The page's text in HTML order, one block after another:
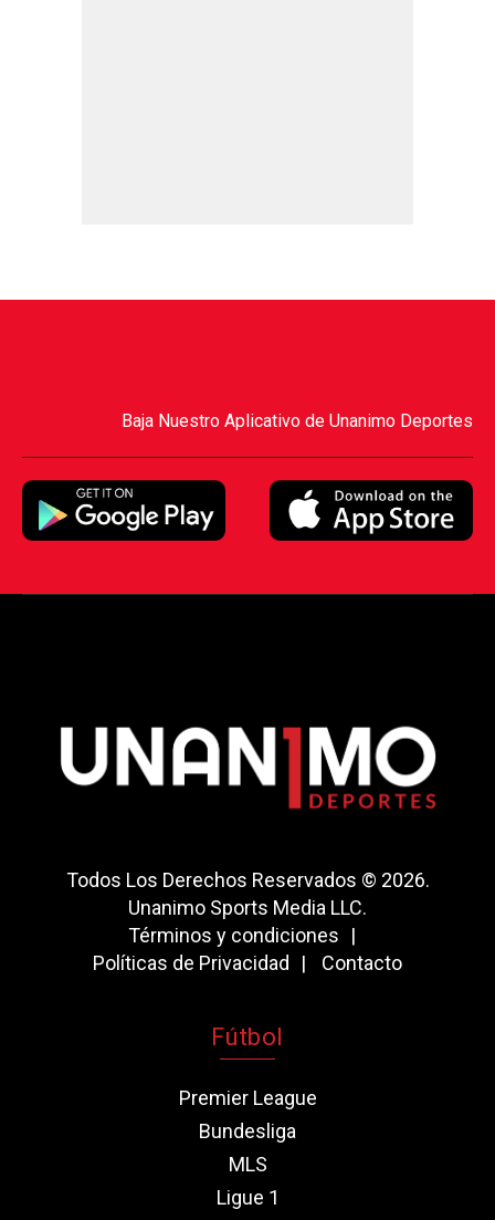
Baja Nuestro Aplicativo de Unanimo Deportes
Todos Los Derechos Reservados © 2026.
Unanimo Sports Media LLC.
Términos y condiciones
Políticas de Privacidad
Contacto
Fútbol
Premier League
Bundesliga
MLS
Ligue 1